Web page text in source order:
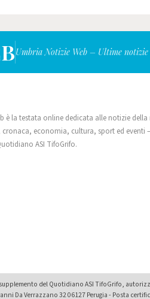
Umbria Notizie Web – Ultime
è la testata online dedicata alle notizie della
economia, cultura, sport ed eventi
ASI TifoGrifo.
del Quotidiano ASI TifoGrifo,
Da Verrazzano 32 06127 Perugia - Posta